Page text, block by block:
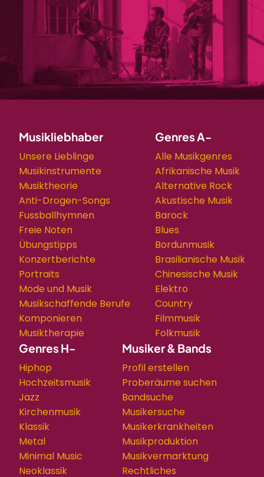
Musikliebhaber
Unsere Lieblinge
Musikinstrumente
Musiktheorie
Anti-Drogen-Songs
Fussballhymnen
Freie Noten
Übungstipps
Konzertberichte
Portraits
Mode und Musik
Musikschaffende Berufe
Komponieren
Musiktherapie
Genres A-
Alle Musikgenres
Afrikanische Musik
Alternative Rock
Akustische Musik
Barock
Blues
Bordunmusik
Brasilianische Musik
Chinesische Musik
Elektro
Country
Filmmusik
Folkmusik
Genres H-
Hiphop
Hochzeitsmusik
Jazz
Kirchenmusik
Klassik
Metal
Minimal Music
Neoklassik
Musiker & Bands
Profil erstellen
Proberäume suchen
Bandsuche
Musikersuche
Musikerkrankheiten
Musikproduktion
Musikvermarktung
Rechtliches